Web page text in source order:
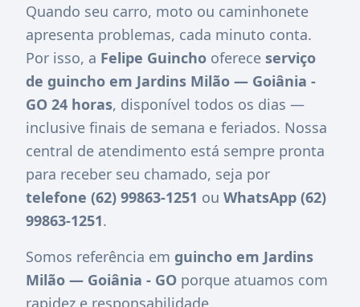
Quando seu carro, moto ou caminhonete
apresenta problemas, cada minuto conta.
Por isso, a Felipe Guincho oferece serviço
de guincho em Jardins Milão — Goiânia -
GO 24 horas, disponível todos os dias —
inclusive finais de semana e feriados. Nossa
central de atendimento está sempre pronta
para receber seu chamado, seja por
telefone (62) 99863-1251 ou WhatsApp (62)
99863-1251.
Somos referência em guincho em Jardins
Milão — Goiânia - GO porque atuamos com
rapidez e responsabilidade.